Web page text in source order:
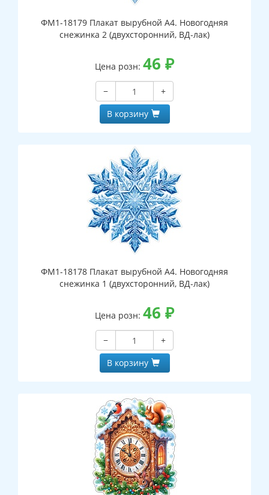
ФМ1-18179 Плакат вырубной А4. Новогодняя
снежинка 2 (двухсторонний, ВД-лак)
Цена розн: 46 ₽
−
+
В корзину
ФМ1-18178 Плакат вырубной А4. Новогодняя
снежинка 1 (двухсторонний, ВД-лак)
Цена розн: 46 ₽
−
+
В корзину